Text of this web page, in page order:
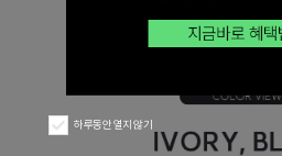
하루동안 열지 않기